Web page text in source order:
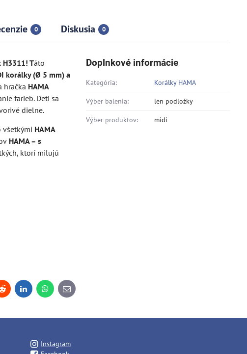
0 Diskusia 0
H3311! Táto
korálky (Ø 5 mm) a
hračka HAMA
farieb. Deti sa
dielne.
HAMA
HAMA – s
ktorí milujú
Doplnkové informácie
Kategória: Korálky HAMA
Výber balenia: len podložky
Výber produktov: midi
RedditLinkedInWhatsApp
E-
mail
Instagram